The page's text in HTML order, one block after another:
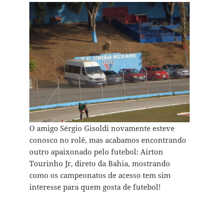
O amigo Sérgio Gisoldi novamente esteve
conosco no rolê, mas acabamos encontrando
outro apaixonado pelo futebol: Airton
Tourinho Jr, direto da Bahia, mostrando
como os campeonatos de acesso tem sim
interesse para quem gosta de futebol!